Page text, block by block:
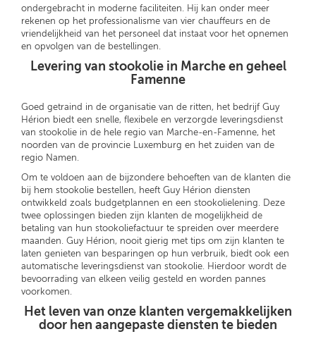
ondergebracht in moderne faciliteiten. Hij kan onder meer
rekenen op het professionalisme van vier chauffeurs en de
vriendelijkheid van het personeel dat instaat voor het opnemen
en opvolgen van de bestellingen.
Levering van stookolie in Marche en geheel
Famenne
Goed getraind in de organisatie van de ritten, het bedrijf Guy
Hérion biedt een snelle, flexibele en verzorgde leveringsdienst
van stookolie in de hele regio van Marche-en-Famenne, het
noorden van de provincie Luxemburg en het zuiden van de
regio Namen.
Om te voldoen aan de bijzondere behoeften van de klanten die
bij hem stookolie bestellen, heeft Guy Hérion diensten
ontwikkeld zoals budgetplannen en een stookolielening. Deze
twee oplossingen bieden zijn klanten de mogelijkheid de
betaling van hun stookoliefactuur te spreiden over meerdere
maanden. Guy Hérion, nooit gierig met tips om zijn klanten te
laten genieten van besparingen op hun verbruik, biedt ook een
automatische leveringsdienst van stookolie. Hierdoor wordt de
bevoorrading van elkeen veilig gesteld en worden pannes
voorkomen.
Het leven van onze klanten vergemakkelijken
door hen aangepaste diensten te bieden